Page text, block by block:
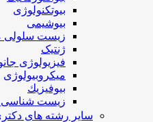
بیوتکنولوژی
بیوشیمی
زیست سلولی
ژنتیک
فیزیولوژی
میکروبیولوژی
بيوفيزيك
زیست شناسی
سایر رشته های